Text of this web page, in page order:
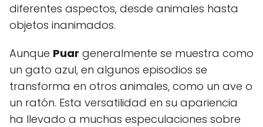
diferentes aspectos, desde animales hasta
objetos inanimados.
Aunque Puar generalmente se muestra como
un gato azul, en algunos episodios se
transforma en otros animales, como un ave o
un ratón. Esta versatilidad en su apariencia
ha llevado a muchas especulaciones sobre